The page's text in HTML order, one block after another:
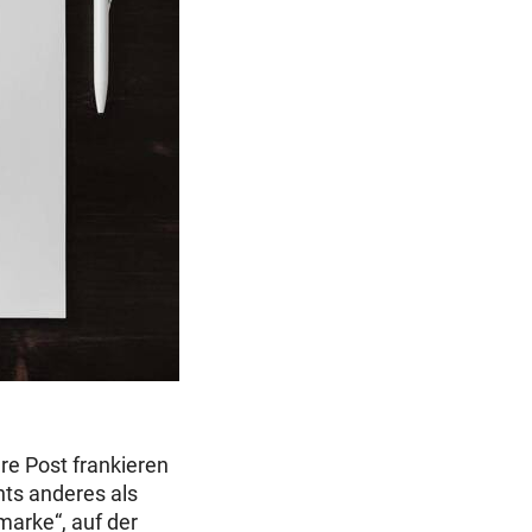
Post frankieren
anderes als
auf der